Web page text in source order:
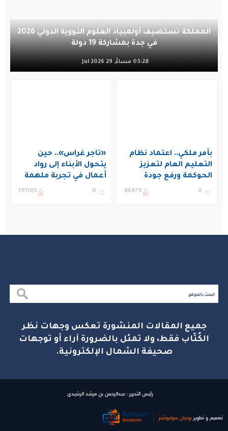
المملكة تستضيف أولمبياد العلوم النووية الدولي 2026
في جدة بمشاركة 19 دولة
03:28 مساءً, 29 Jul 2026
بأمر ملكي.. اعتماد نظام
التعليم العام لتعزيز
الحوكمة ورفع جودة
التعليم في المملكة
0
86870
«تاجر غراس».. حين
يتحول الأبناء إلى رواد
أعمال في تجربة ملهمة
بنادي غراس الصيفي
0
101105
جميع المقالات المنشورة تعكس وجهات نظر
الكُتّاب فقط، ولا تمثل بالضرورة آراء أو توجهات
صحيفة الشمال الإلكترونية.
رئيس التحرير : عبدالرحمن بن مرشد الرشيدي
تصميم و تطوير بونیان سولیوشنز